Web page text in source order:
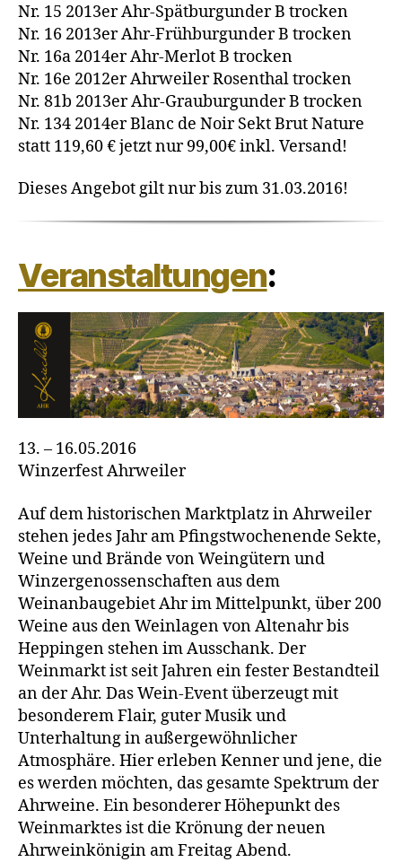
Nr. 15 2013er Ahr-Spätburgunder B trocken
Nr. 16 2013er Ahr-Frühburgunder B trocken
Nr. 16a 2014er Ahr-Merlot B trocken
Nr. 16e 2012er Ahrweiler Rosenthal trocken
Nr. 81b 2013er Ahr-Grauburgunder B trocken
Nr. 134 2014er Blanc de Noir Sekt Brut Nature
statt 119,60 € jetzt nur 99,00€ inkl. Versand!
Dieses Angebot gilt nur bis zum 31.03.2016!
Veranstaltungen:
13. – 16.05.2016
Winzerfest Ahrweiler
Auf dem historischen Marktplatz in Ahrweiler
stehen jedes Jahr am Pfingstwochenende Sekte,
Weine und Brände von Weingütern und
Winzergenossenschaften aus dem
Weinanbaugebiet Ahr im Mittelpunkt, über 200
Weine aus den Weinlagen von Altenahr bis
Heppingen stehen im Ausschank. Der
Weinmarkt ist seit Jahren ein fester Bestandteil
an der Ahr. Das Wein-Event überzeugt mit
besonderem Flair, guter Musik und
Unterhaltung in außergewöhnlicher
Atmosphäre. Hier erleben Kenner und jene, die
es werden möchten, das gesamte Spektrum der
Ahrweine. Ein besonderer Höhepunkt des
Weinmarktes ist die Krönung der neuen
Ahrweinkönigin am Freitag Abend.